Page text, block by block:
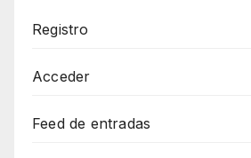
Registro
Acceder
Feed de entradas